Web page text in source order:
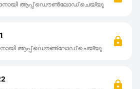
ആപ്പ് ഡൌൺലോഡ് ചെയ്യൂ
ആപ്പ് ഡൌൺലോഡ് ചെയ്യൂ